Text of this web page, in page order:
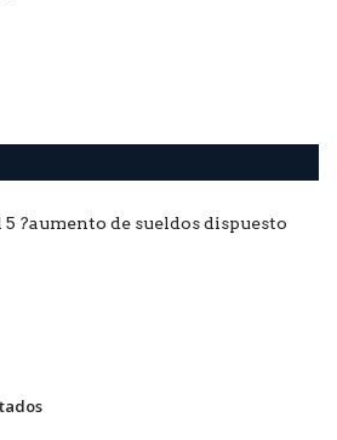
5 ?aumento de sueldos dispuesto